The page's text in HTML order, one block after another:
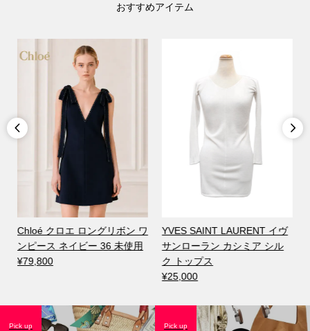
おすすめアイテム

Chloé クロエ ロングリボン ワ
ンピース ネイビー 36 未使用
¥79,800
YVES SAINT LAURENT イヴ
サンローラン カシミア シル
ク トップス
¥25,000

Pick up Pick up